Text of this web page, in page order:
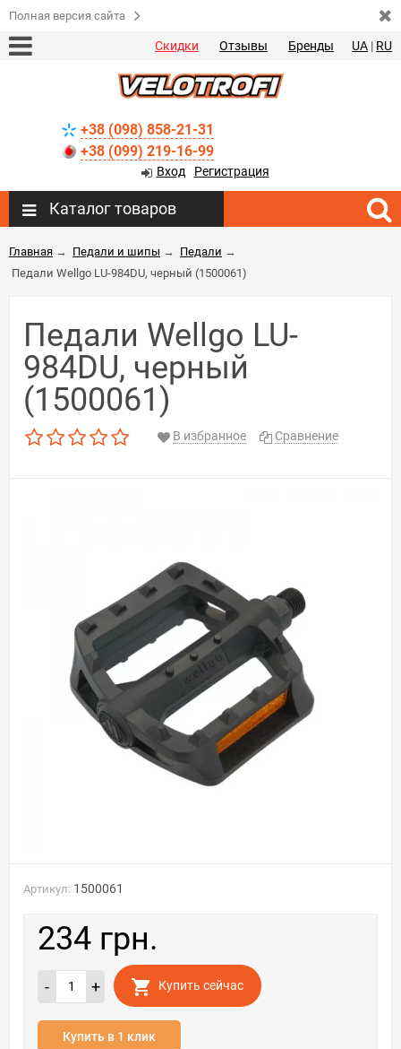
Полная версия сайта
Скидки Отзывы Бренды UA | RU
+38 (098) 858-21-31
+38 (099) 219-16-99
Вход Регистрация
Каталог товаров
Главная → Педали и шипы → Педали →
Педали Wellgo LU-984DU, черный (1500061)
Педали Wellgo LU-
984DU, черный
(1500061)
В избранное Сравнение
Артикул: 1500061
234 грн.
- + Купить сейчас
Купить в 1 клик